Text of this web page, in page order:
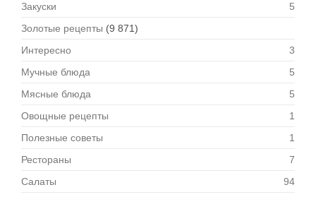
Закуски
5
Золотые рецепты (9 871)
Интересно
3
Мучные блюда
5
Мясные блюда
5
Овощные рецепты
1
Полезные советы
1
Рестораны
7
Салаты
94